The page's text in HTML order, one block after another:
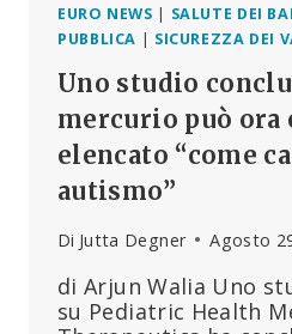
CHE
RISCHI?
EURO NEWS | SALUTE DEI
PUBBLICA | SICUREZZA DEI
Uno studio
mercurio può ora
elencato “come
autismo”
Di Jutta Degner Agosto
di Arjun Walia Uno
su Pediatric Health